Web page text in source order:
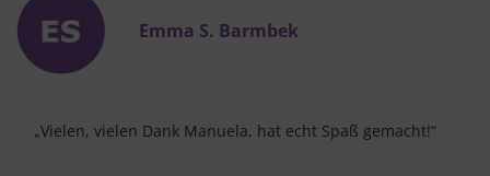
Emma S. Barmbek
„Vielen, vielen Dank Manuela, hat echt Spaß gemacht!“